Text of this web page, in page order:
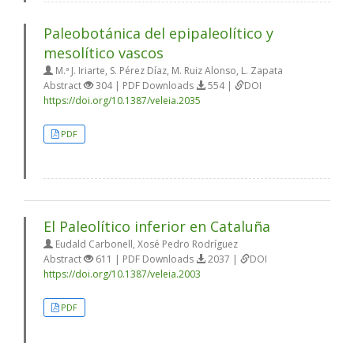
Paleobotánica del epipaleolítico y
mesolítico vascos
M.ª J. Iriarte, S. Pérez Díaz, M. Ruiz Alonso, L. Zapata
Abstract
304 | PDF Downloads 554 |
DOI
https://doi.org/10.1387/veleia.2035
PDF
El Paleolítico inferior en Cataluña
Eudald Carbonell, Xosé Pedro Rodríguez
Abstract
611 | PDF Downloads 2037 |
DOI
https://doi.org/10.1387/veleia.2003
PDF